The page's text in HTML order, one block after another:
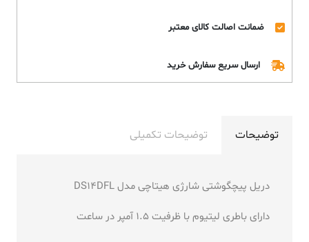
ضمانت اصالت کالای معتبر
ارسال سریع سفارش خرید
توضیحات توضیحات تکمیلی
دریل پیچگوشتی شارژی هیتاچی مدل DS14DFL
دارای باطری لیتیوم با ظرفیت 1.5 آمپر در ساعت